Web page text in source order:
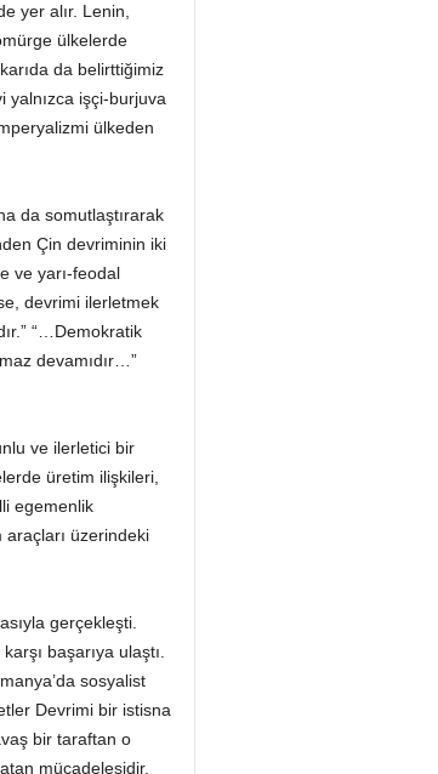
yer alır. Lenin,
ülkelerde
da belirttiğimiz
yalnızca işçi-burjuva
ülkeden
da somutlaştırarak
Çin devriminin iki
ve yarı-feodal
devrimi ilerletmek
“…Demokratik
devamıdır…”
ve ilerletici bir
üretim ilişkileri,
egemenlik
üzerindeki
gerçekleşti.
başarıya ulaştı.
sosyalist
Devrimi bir istisna
bir taraftan o
mücadelesidir.